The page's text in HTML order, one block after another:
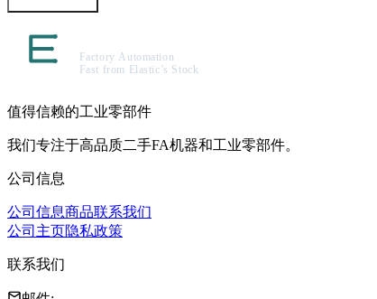
值得信赖的工业零部件
我们专注于高品质二手FA机器和工业零部件。
公司信息
公司信息商品联系我们
公司主页隐私政策
联系我们